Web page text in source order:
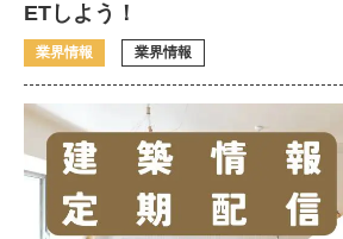
ETしよう！
業界情報 業界情報